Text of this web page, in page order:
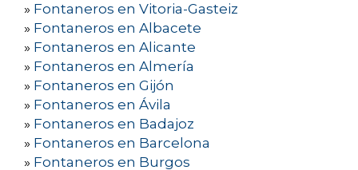
» Fontaneros en Vitoria-Gasteiz
» Fontaneros en Albacete
» Fontaneros en Alicante
» Fontaneros en Almería
» Fontaneros en Gijón
» Fontaneros en Ávila
» Fontaneros en Badajoz
» Fontaneros en Barcelona
» Fontaneros en Burgos